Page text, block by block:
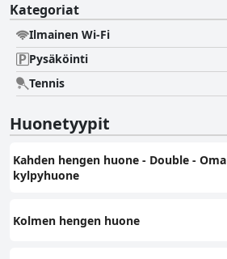
Kategoriat
Ilmainen Wi-Fi
Pysäköinti
Tennis
Huonetyypit
Kahden hengen huone - Double - Oma
kylpyhuone
Kolmen hengen huone